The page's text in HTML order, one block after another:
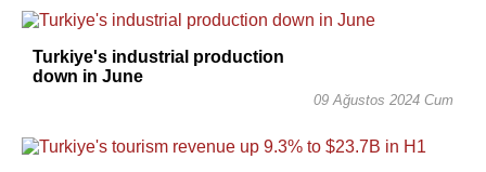
Turkiye's industrial production
down in June
09 Ağustos 2024 Cum